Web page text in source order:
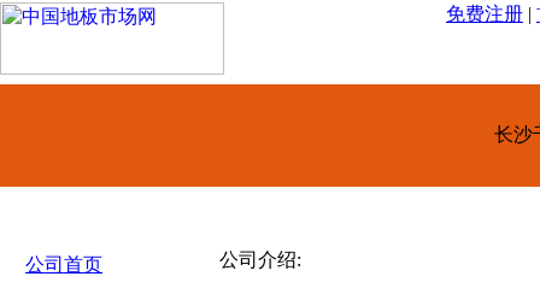
免费注册 |
长沙
公司首页
公司介绍: